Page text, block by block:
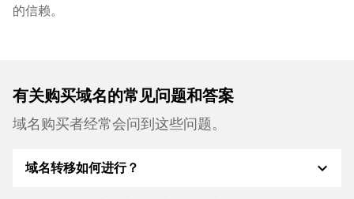
的信赖。
有关购买域名的常见问题和答案
域名购买者经常会问到这些问题。
域名转移如何进行？ expand_more